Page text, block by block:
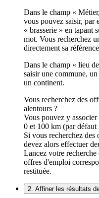
Dans le champ «
vous pouvez saisir, par
« brasserie » en tapant
mot. Vous recherchez
directement sa
Dans le champ « lieu
saisir une commune,
un continent.
Vous recherchez des
alentours ?
Vous pouvez y
0 et 100 km (par défaut
Si vous recherchez des
devez alors effectuer
Lancez votre
offres d'emploi
restituée.
2. Affiner les résultats